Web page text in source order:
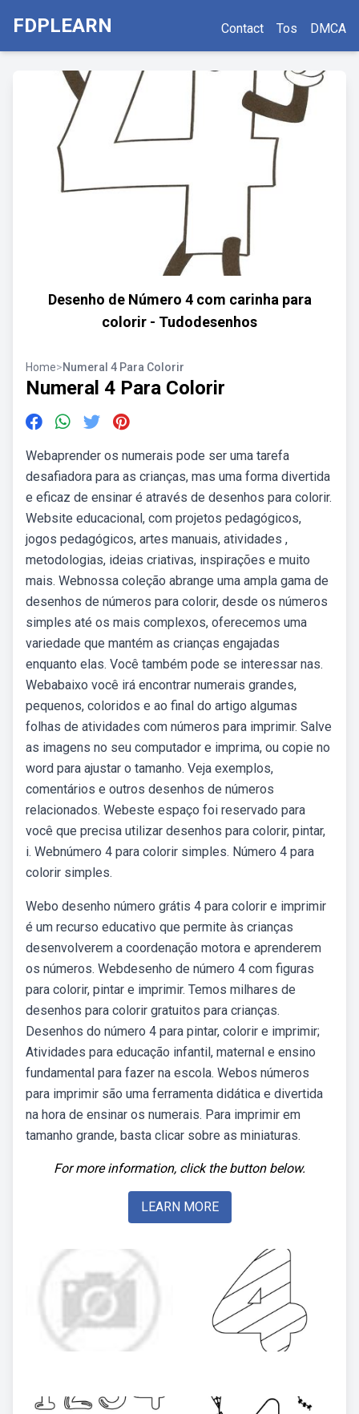
FDPLEARN Contact Tos DMCA
Desenho de Número 4 com carinha para
colorir - Tudodesenhos
Home>Numeral 4 Para Colorir
Numeral 4 Para Colorir
Webaprender os numerais pode ser uma tarefa
desafiadora para as crianças, mas uma forma divertida
e eficaz de ensinar é através de desenhos para colorir.
Website educacional, com projetos pedagógicos,
jogos pedagógicos, artes manuais, atividades ,
metodologias, ideias criativas, inspirações e muito
mais. Webnossa coleção abrange uma ampla gama de
desenhos de números para colorir, desde os números
simples até os mais complexos, oferecemos uma
variedade que mantém as crianças engajadas
enquanto elas. Você também pode se interessar nas.
Webabaixo você irá encontrar numerais grandes,
pequenos, coloridos e ao final do artigo algumas
folhas de atividades com números para imprimir. Salve
as imagens no seu computador e imprima, ou copie no
word para ajustar o tamanho. Veja exemplos,
comentários e outros desenhos de números
relacionados. Webeste espaço foi reservado para
você que precisa utilizar desenhos para colorir, pintar,
i. Webnúmero 4 para colorir simples. Número 4 para
colorir simples.
Webo desenho número grátis 4 para colorir e imprimir
é um recurso educativo que permite às crianças
desenvolverem a coordenação motora e aprenderem
os números. Webdesenho de número 4 com figuras
para colorir, pintar e imprimir. Temos milhares de
desenhos para colorir gratuitos para crianças.
Desenhos do número 4 para pintar, colorir e imprimir;
Atividades para educação infantil, maternal e ensino
fundamental para fazer na escola. Webos números
para imprimir são uma ferramenta didática e divertida
na hora de ensinar os numerais. Para imprimir em
tamanho grande, basta clicar sobre as miniaturas.
For more information, click the button below.
LEARN MORE